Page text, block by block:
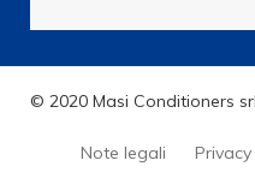
© 2020 Masi Conditioners srl
Note legali